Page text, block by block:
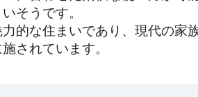
そうです。
的な住まいであり、現代の家
されています。